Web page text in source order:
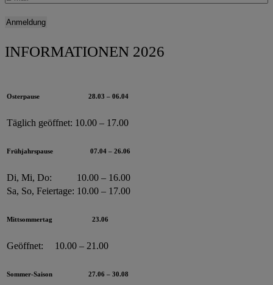
INFORMATIONEN 2026
Osterpause 28.03 – 06.04
Täglich geöffnet: 10.00 – 17.00
Frühjahrspause 07.04 – 26.06
Di, Mi, Do:
10.00 – 16.00
Sa, So, Feiertage: 10.00 – 17.00
Mittsommertag 23.06
Geöffnet: 10.00 – 21.00
Sommer-Saison 27.06 – 30.08